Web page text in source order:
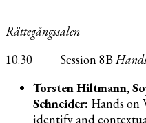
Rättegångssalen
10.30 Session 8B
Torsten Hiltmann,
Schneider: Hands on
identify and